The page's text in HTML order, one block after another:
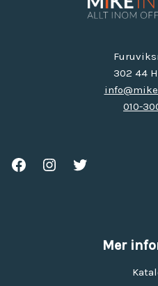
302 44
010-
Mer